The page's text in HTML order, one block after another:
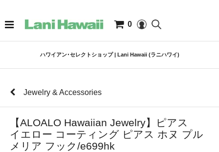
0
ハワイアン･セレクトショップ | Lani Hawaii (ラニハワイ)
Jewelry & Accessories
【ALOALO Hawaiian Jewelry】ピアス
イエロー コーティング ピアス ホヌ プル
メリア フック/e699hk